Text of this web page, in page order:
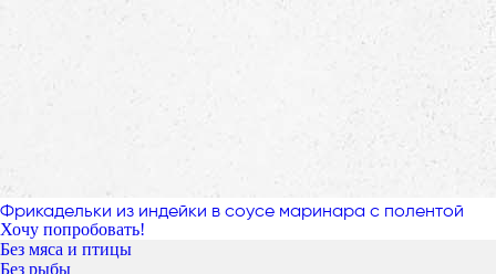
Фрикадельки из индейки в соусе маринара с полентой
Хочу попробовать!
Без мяса и птицы
Без рыбы